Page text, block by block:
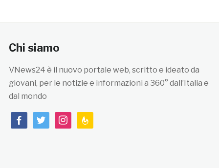
Chi siamo
VNews24 è il nuovo portale web, scritto e ideato da
giovani, per le notizie e informazioni a 360° dall’Italia e
dal mondo
facebooktwitterinstagramfeedburner